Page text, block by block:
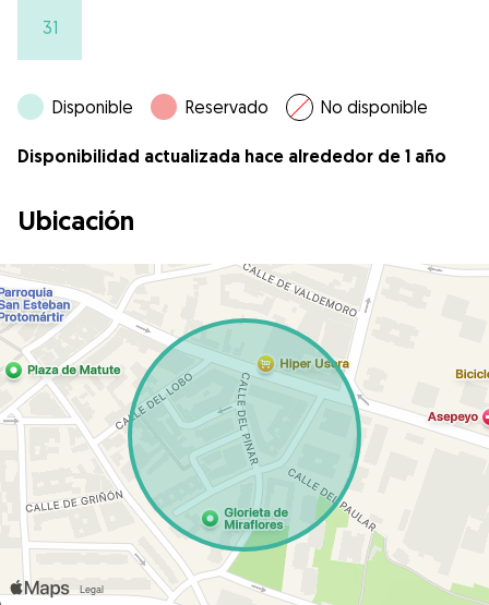
31
Disponible Reservado No disponible
Disponibilidad actualizada hace alrededor de 1 año
Ubicación